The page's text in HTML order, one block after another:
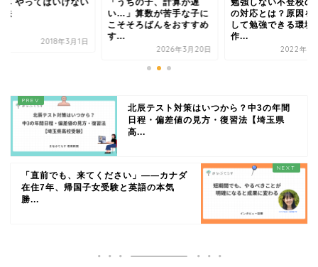
み やってはいけない
法
2018年3月1日
「うちの子、計算が遅
い…」算数が苦手な子に
こそそろばんをおすすめ
す...
2026年3月20日
勉強しない不登校の
の対応とは？原因を
して勉強できる環境
作...
2022年6
北辰テスト対策はいつから？中3の年間
日程・偏差値の見方・復習法【埼玉県
高...
「直前でも、来てください」——カナダ
在住7年、帰国子女受験と英語の本気
勝...